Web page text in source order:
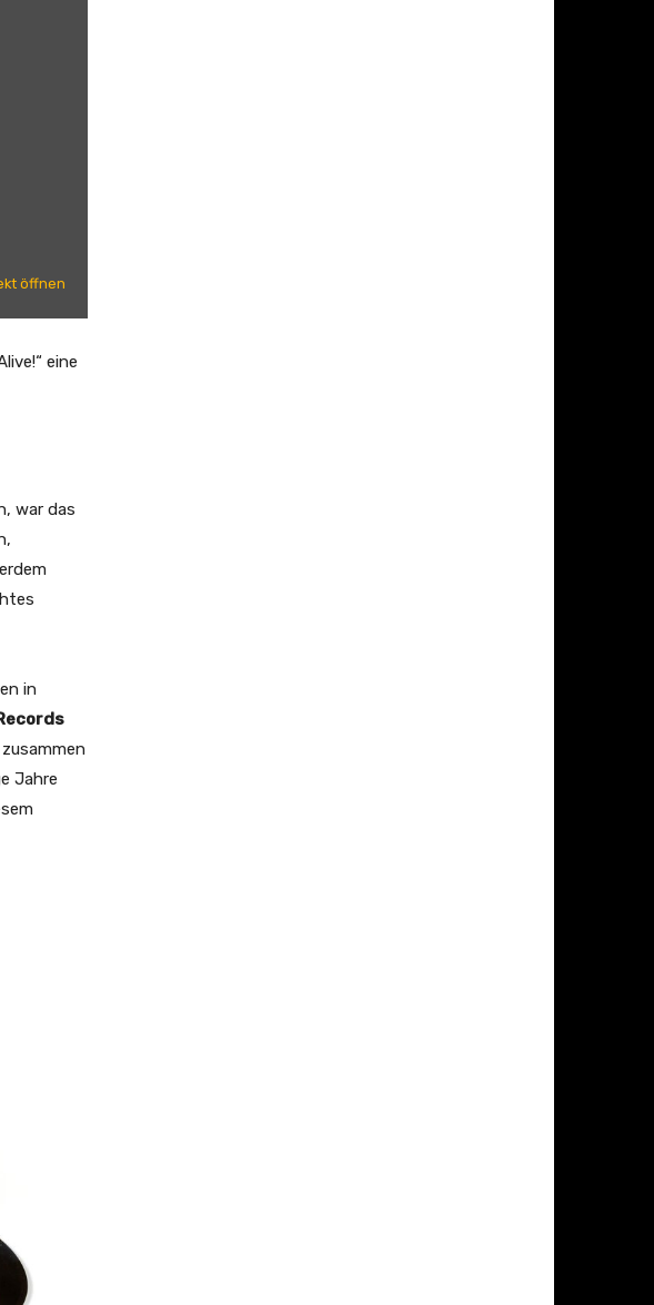
öffnen
eine
war das
in
Jahre